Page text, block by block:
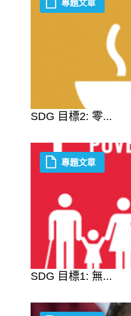
SDG 目標2: 零...
專題文章
SDG 目標1: 無...
專題文章